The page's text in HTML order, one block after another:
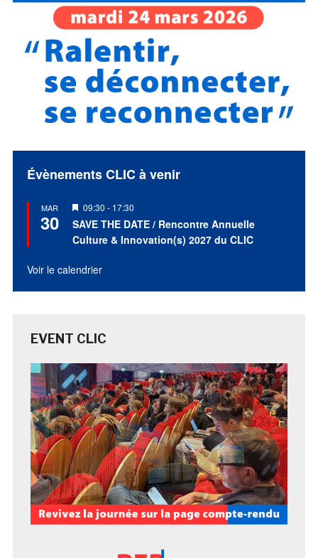
Évènements CLIC à venir
MAR
30
Mis
en
avant
09:30 - 17:30
SAVE THE DATE / Rencontre Annuelle
Culture & Innovation(s) 2027 du CLIC
Voir le calendrier
EVENT CLIC